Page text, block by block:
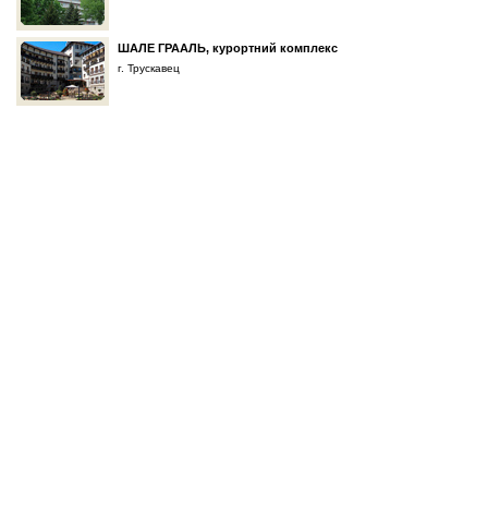
ШАЛЕ ГРААЛЬ, курортний комплекс
г. Трускавец